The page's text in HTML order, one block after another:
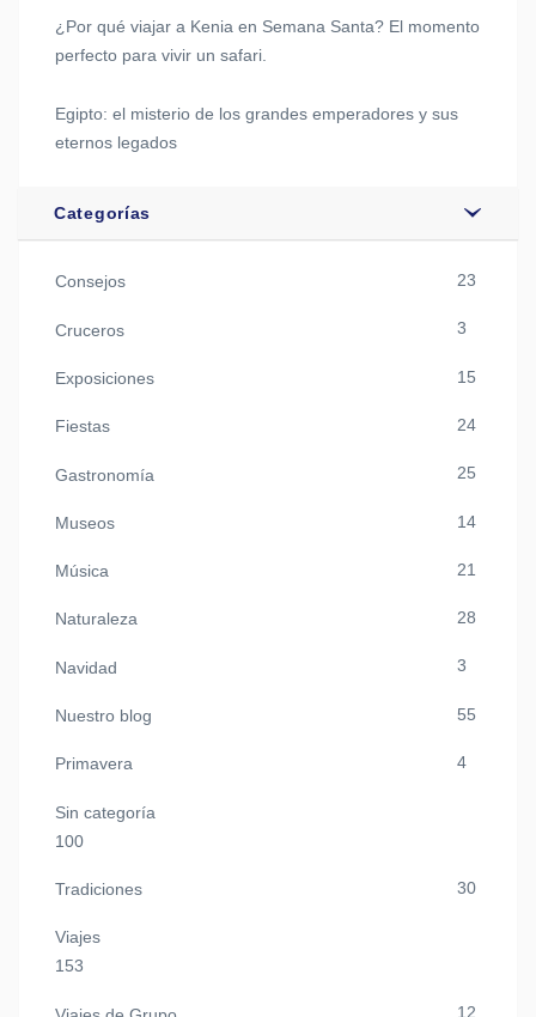
¿Por qué viajar a Kenia en Semana Santa? El momento
perfecto para vivir un safari.
Egipto: el misterio de los grandes emperadores y sus
eternos legados
Categorías
Consejos 23
Cruceros 3
Exposiciones 15
Fiestas 24
Gastronomía 25
Museos 14
Música 21
Naturaleza 28
Navidad 3
Nuestro blog 55
Primavera 4
Sin categoría
100
Tradiciones 30
Viajes
153
12